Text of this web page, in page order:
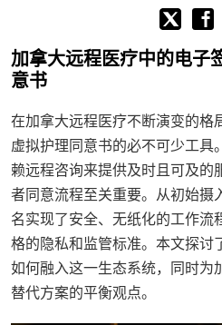
加拿大远程医疗中的电子
意书
在加拿大远程医疗不断演变的格
虚拟护理同意书的必不可少工具
赖远程咨询来提供及时且可及的
者同意流程至关重要。从初始摄
名实现了安全、无纸化的工作流
格的隐私和监管标准。本文探
如何融入这一生态系统，同时为
替代方案的平衡观点。